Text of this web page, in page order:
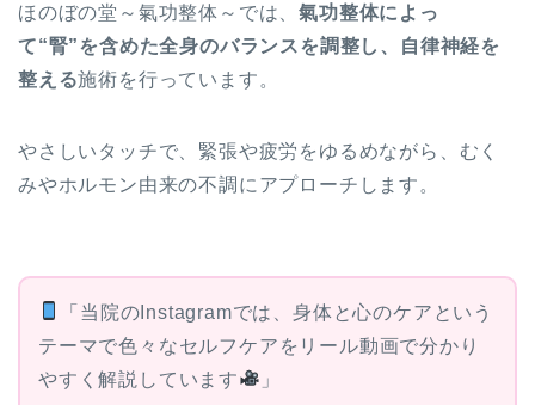
ほのぼの堂～氣功整体～では、氣功整体によっ
て“腎”を含めた全身のバランスを調整し、自律神経を
整える施術を行っています。
やさしいタッチで、緊張や疲労をゆるめながら、むく
みやホルモン由来の不調にアプローチします。
「当院のInstagramでは、身体と心のケアという
テーマで色々なセルフケアをリール動画で分かり
やすく解説しています
」